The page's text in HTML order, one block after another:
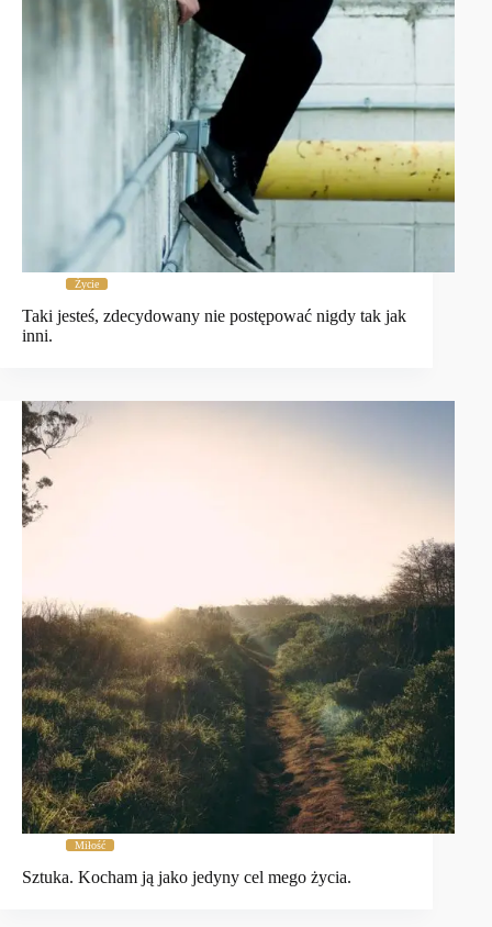
Życie
Taki jesteś, zdecydowany nie postępować nigdy tak jak
inni.
Miłość
Sztuka. Kocham ją jako jedyny cel mego życia.